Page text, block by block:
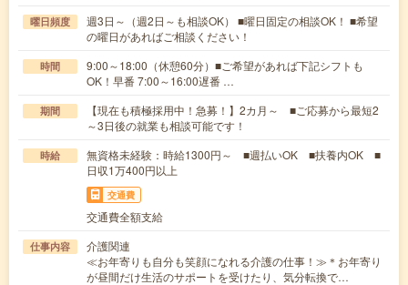
曜日頻度
週3日～（週2日～も相談OK） ■曜日固定の相談OK！ ■希望
の曜日があればご相談ください！
時間
9:00～18:00（休憩60分）■ご希望があれば下記シフトも
OK！早番 7:00～16:00遅番 …
期間
【現在も積極採用中！急募！】2カ月～ ■ご応募から最短2
～3日後の就業も相談可能です！
時給
無資格未経験：時給1300円～ ■週払いOK ■扶養内OK ■
日収1万400円以上
交通費
交通費全額支給
仕事内容
介護関連
≪お年寄りも自分も笑顔になれる介護の仕事！≫＊お年寄り
が昼間だけ生活のサポートを受けたり、気分転換で…